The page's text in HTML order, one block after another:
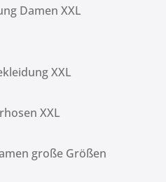
Damen XXL
XXL
XXL
große Größen